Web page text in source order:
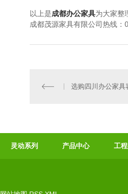
以上是成都办公家具为大家整
成都茂源家具有限公司热线：
选购四川办公家具
灵动系列 产品中心 工